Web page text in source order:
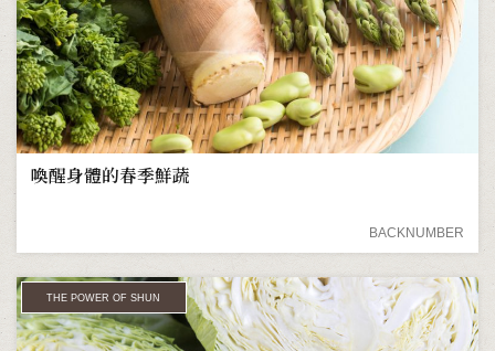
喚醒身體的春季鮮蔬
BACKNUMBER
THE POWER OF SHUN